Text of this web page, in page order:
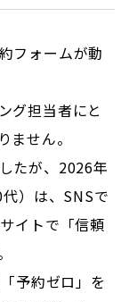
フォームが動
グ担当者にと
ません。
たが、2026年
）は、SNSで
イトで「信頼
予約ゼロ」を